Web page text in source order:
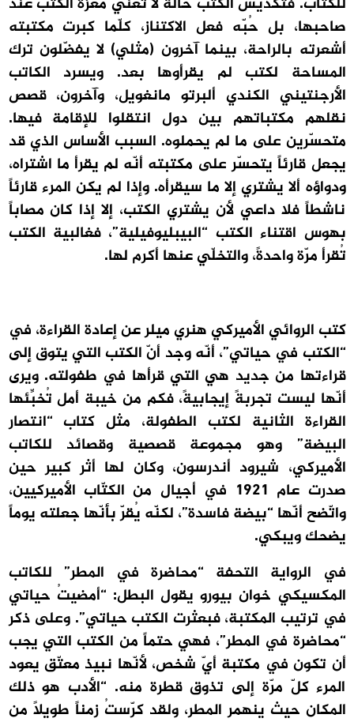
صاحبها، بل حُبّه فعل الاكتناز، كلّما كبرت مكتبته
أشعرته بالراحة، بينما آخرون (مثلي) لا يفضّلون ترك
المساحة لكتب لم يقرأوها بعد. ويسرد الكاتب
الأرجنتيني الكندي ألبرتو مانغويل، وآخرون، قصص
نقلهم مكتباتهم بين دول انتقلوا للإقامة فيها.
متحسّرين على ما لم يحملوه. السبب الأساس الذي قد
يجعل قارئاً يتحسّر على مكتبته أنّه لم يقرأ ما اشتراه،
ودواؤه ألا يشتري إلا ما سيقرأه. وإذا لم يكن المرء قارئاً
ناشطاً فلا داعي لأن يشتري الكتب، إلا إذا كان مصاباً
بهوس اقتناء الكتب “البيبليوفيلية”، فغالبية الكتب
تُقرأ مرّة واحدةً، والتخلّي عنها أكرم لها.
كتب الروائي الأميركي هنري ميلر عن إعادة القراءة، في
“الكتب في حياتي”، أنّه وجد أنّ الكتب التي يتوق إلى
قراءتها من جديد هي التي قرأها في طفولته. ويرى
أنّها ليست تجربةً إيجابيةً، فكم من خيبة أمل تُخبِّئها
القراءة الثانية لكتب الطفولة، مثل كتاب “انتصار
البيضة” وهو مجموعة قصصية وقصائد للكاتب
الأميركي، شيرود أندرسون، وكان لها أثر كبير حين
صدرت عام 1921 في أجيال من الكتّاب الأميركيين،
واتّضح أنّها “بيضة فاسدة”، لكنّه يُقرّ بأنّها جعلته يوماً
يضحك ويبكي.
في الرواية التحفة “محاضرة في المطر” للكاتب
المكسيكي خوان بيورو يقول البطل: “أمضيتُ حياتي
في ترتيب المكتبة، فبعثرت الكتب حياتي”. وعلى ذكر
“محاضرة في المطر”، فهي حتماً من الكتب التي يجب
أن تكون في مكتبة أيّ شخص، لأنّها نبيذ معتّق يعود
المرء كلّ مرّة إلى تذوق قطرة منه. “الأدب هو ذلك
المكان حيث ينهمر المطر، ولقد كرّستُ زمناً طويلاً من